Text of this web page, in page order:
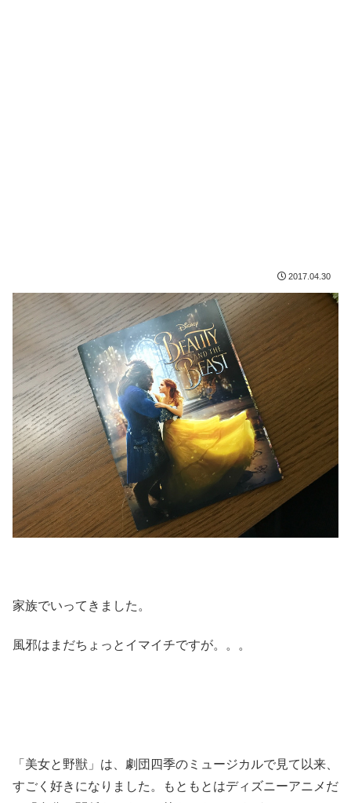
2017.04.30
家族でいってきました。
風邪はまだちょっとイマイチですが。。。
「美女と野獣」は、劇団四季のミュージカルで見て以来、
すごく好きになりました。もともとはディズニーアニメだ